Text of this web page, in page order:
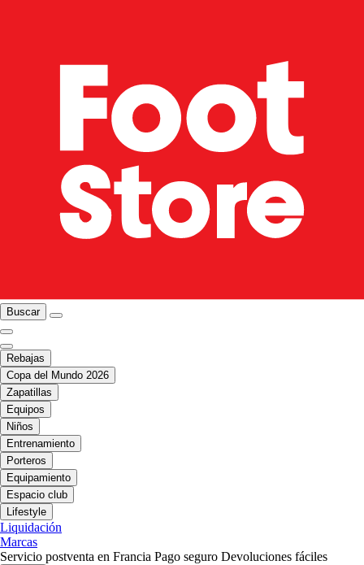
Buscar
Rebajas
Copa del Mundo 2026
Zapatillas
Equipos
Niños
Entrenamiento
Porteros
Equipamiento
Espacio club
Lifestyle
Liquidación
Marcas
Servicio postventa en Francia Pago seguro Devoluciones fáciles